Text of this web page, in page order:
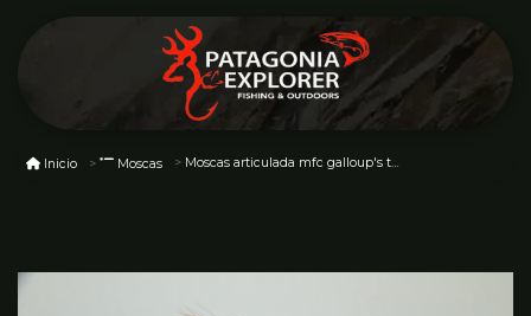
Inicio Moscas Moscas articulada mfc galloup's two-tone dungeon brown yellow